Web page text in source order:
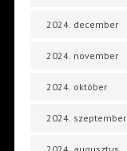
2024. december
2024. november
2024. október
2024. szeptember